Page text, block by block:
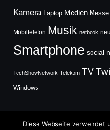
Kamera Laptop Medien Messe
Mobiltelefon Musik netbook neu
Smartphone social
TechShowNetwork Telekom TV
Windows
Diese Webseite verwendet